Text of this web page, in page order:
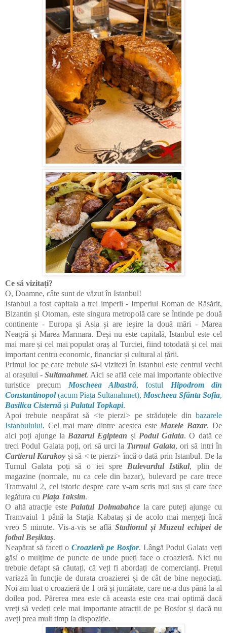
Ce să vizitați?
O, Doamne, câte sunt de văzut în Istanbul!
Istanbul a fost capitala a trei imperii - Imperiul Roman de Răsărit,
Bizantin și Otoman, este singura metropolă care se întinde pe două
continente - Europa și Asia și are ieșire la două mări - Marea
Neagră și Marea Marmara.Deși nu este capitală, Istanbul este cel
mai mare și cel mai populat oraș al Turciei, fiind totodată și cel mai
important centru economic, financiar și cultural al țării.
Primul loc pe care trebuie să-l vizitezi în Istanbul este centrul vechi
al orașului -Sultanahmet. Aici se află cele mai importante obiective
turistice precum Moscheea Albastră, fostul Hipodrom din
Constantinopol(acum Piața Sultanahmet), Moscheea Sfânta Sofia,
Basilica Cisternă și Palatul Topkapi.
Apoi trebuie neapărat să <te pierzi> pe străduțele din bazarele
Istanbulului. Cel mai mare dintre acestea este Marele Bazar. De
aici poți ajunge la Bazarul Egiptean și Podul Galata. O dată ce
treci Podul Galata poți, ori să urci la Turnul Galata, ori să intri în
Cartierul Karakoy și să < te pierzi> încă o dată prin Istanbul. De la
Turnul Galata poți să o iei spre Bulevardul Istikal, plin de
magazine (normale, nu ca cele din bazar), bulevard pe care trece
Tramvaiul 2, cel istoric despre care v-am scris mai sus și care face
legătura cu Piața Taksim.
O altă atracție este Palatul Dolmabahce la care puteți ajunge cu
Tramvaiul 1 până la Stația Kabataș și de acolo mai mergeți încă
vreo 5 minute. Vis-a-vis se află Stadionul și Muzeul echipei de
fotbal Beșiktaș.
Neapărat să faceți oCroazieră pe Bosfor. Lângă Podul Galata veți
găsi o mulțime de puncte de unde pueți face o croazieră. Nici nu
trebuie defapt să căutați, că veți fi abordați de comercianți. Prețul
variază în funcție de durata croazierei și de cât de bine negociați.
Noi am luat o croazieră de 1 oră și jumătate, care ne-a dus până la al
doilea pod. Părerea mea este că aceasta este cea mai optimă dacă
vreți să vedeți cele mai importante atracții de pe Bosfor și dacă nu
aveți prea mult timp la dispoziție.